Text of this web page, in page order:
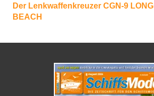
Der Lenkwaffenkreuzer CGN-9 LONG
BEACH